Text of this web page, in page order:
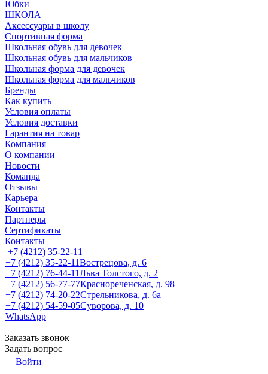
Юбки
ШКОЛА
Аксессуары в школу
Спортивная форма
Школьная обувь для девочек
Школьная обувь для мальчиков
Школьная форма для девочек
Школьная форма для мальчиков
Бренды
Как купить
Условия оплаты
Условия доставки
Гарантия на товар
Компания
О компании
Новости
Команда
Отзывы
Карьера
Контакты
Партнеры
Сертификаты
Контакты
+7 (4212) 35-22-11
+7 (4212) 35-22-11Вострецова, д. 6
+7 (4212) 76-44-11Льва Толстого, д. 2
+7 (4212) 56-77-77Краснореченская, д. 98
+7 (4212) 74-20-22Стрельникова, д. 6а
+7 (4212) 54-59-05Суворова, д. 10
WhatsApp
Заказать звонок
Задать вопрос
Войти